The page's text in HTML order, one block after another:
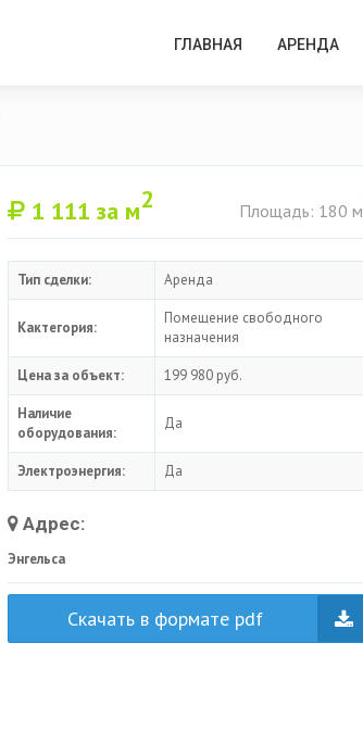
ГЛАВНАЯ АРЕНДА
1 111 за м2 Площадь: 180 м
Тип сделки: Аренда
Кактегория:
Помещение свободного
назначения
Цена за объект: 199 980 руб.
Наличие
оборудования:
Да
Электроэнергия: Да
Адрес:
Энгельса
Скачать в формате pdf